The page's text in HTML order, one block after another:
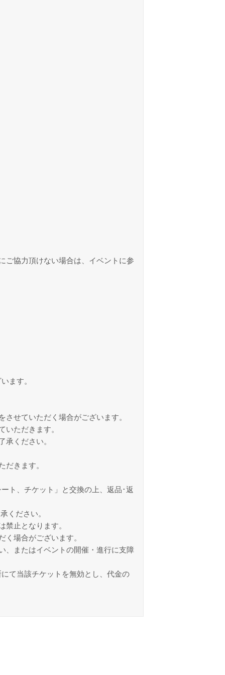
ご協力頂けない場合は、イベントに参
ます。
せていただく場合がございます。
ただきます。
ください。
きます。
ト、チケット」と交換の上、返品･返
ください。
止となります。
場合がございます。
、またはイベントの開催・進行に支障
て当該チケットを無効とし、代金の